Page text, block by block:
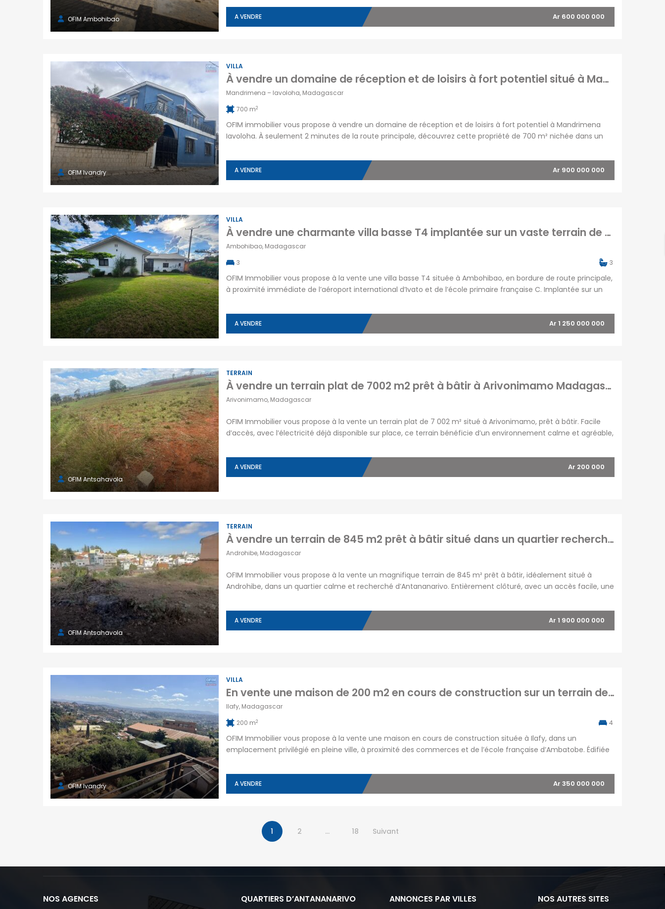
OFIM Ambohibao
cadre de vie […]
A VENDRE Ar 600 000 000
OFIM Ivandry
VILLA
À vendre un domaine de réception et de loisirs à fort potentiel situé à Mandrimena Iavoloha Madagascar
Mandrimena – Iavoloha, Madagascar
700 m2
OFIM immobilier vous propose à vendre un domaine de réception et de loisirs à fort potentiel à Mandrimena
Iavoloha. À seulement 2 minutes de la route principale, découvrez cette propriété de 700 m² nichée dans un
adapté pour des événements, restaurant […]
A VENDRE Ar 900 000 000
VILLA
À vendre une charmante villa basse T4 implantée sur un vaste terrain de 1000 m2 située à Ambohibao Madagascar
Ambohibao, Madagascar
3
3
OFIM Immobilier vous propose à la vente une villa basse T4 située à Ambohibao, en bordure de route principale,
à proximité immédiate de l’aéroport international d’Ivato et de l’école primaire française C. Implantée sur un
A VENDRE Ar 1 250 000 000
OFIM Antsahavola
TERRAIN
À vendre un terrain plat de 7002 m2 prêt à bâtir à Arivonimamo Madagascar
Arivonimamo, Madagascar
OFIM Immobilier vous propose à la vente un terrain plat de 7 002 m² situé à Arivonimamo, prêt à bâtir. Facile
d’accès, avec l’électricité déjà disponible sur place, ce terrain bénéficie d’un environnement calme et agréable,
Prix : 200 000 […]
A VENDRE Ar 200 000
OFIM Antsahavola
TERRAIN
À vendre un terrain de 845 m2 prêt à bâtir situé dans un quartier recherché et calme à Androhibe Madagascar
Androhibe, Madagascar
OFIM Immobilier vous propose à la vente un magnifique terrain de 845 m² prêt à bâtir, idéalement situé à
Androhibe, dans un quartier calme et recherché d’Antananarivo. Entièrement clôturé, avec un accès facile, une
familiale. Une belle opportunité pour réaliser […]
A VENDRE Ar 1 900 000 000
OFIM Ivandry
VILLA
En vente une maison de 200 m2 en cours de construction sur un terrain de 350 m2 située Ilafy Madagacar
Ilafy, Madagascar
200 m2 4
OFIM Immobilier vous propose à la vente une maison en cours de construction située à Ilafy, dans un
emplacement privilégié en pleine ville, à proximité des commerces et de l’école française d’Ambatobe. Édifiée
A VENDRE Ar 350 000 000
1 2 … 18 Suivant
NOS AGENCES QUARTIERS D’ANTANANARIVO ANNONCES PAR VILLES NOS AUTRES SITES